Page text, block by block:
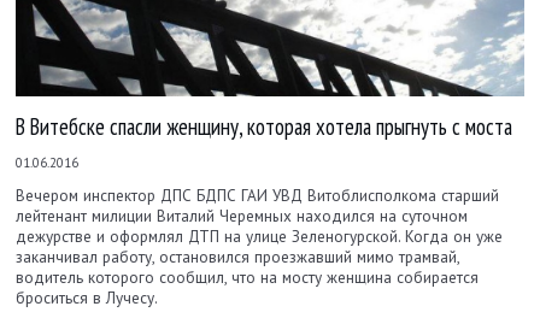
В Витебске спасли женщину, которая хотела прыгнуть с моста
01.06.2016
Вечером инспектор ДПС БДПС ГАИ УВД Витоблисполкома старший
лейтенант милиции Виталий Черемных находился на суточном
дежурстве и оформлял ДТП на улице Зеленогурской. Когда он уже
заканчивал работу, остановился проезжавший мимо трамвай,
водитель которого сообщил, что на мосту женщина собирается
броситься в Лучесу.